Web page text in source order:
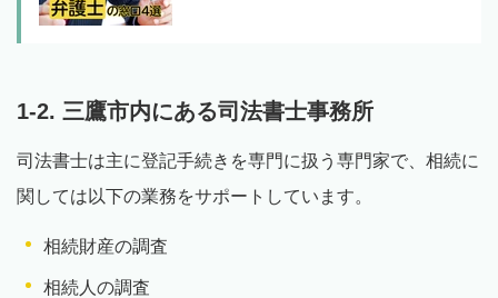
1-2. 三鷹市内にある司法書士事務所
司法書士は主に登記手続きを専門に扱う専門家で、相続に
関しては以下の業務をサポートしています。
相続財産の調査
相続人の調査